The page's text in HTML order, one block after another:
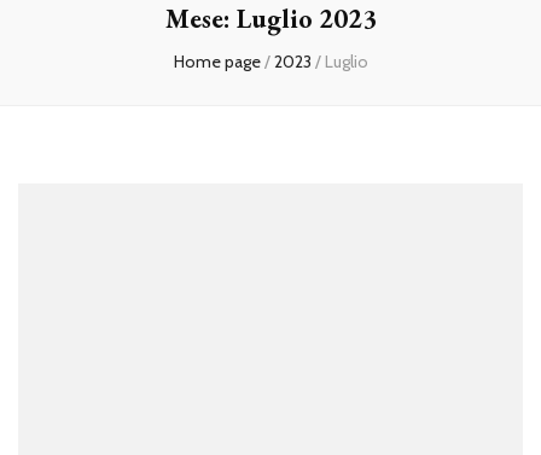
Mese: Luglio 2023
Home page/2023 / Luglio